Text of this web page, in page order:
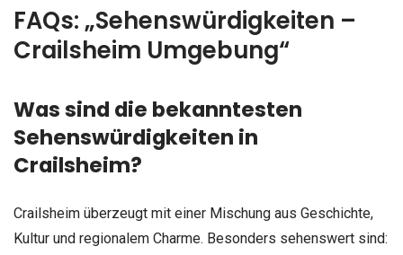
FAQs: „Sehenswürdigkeiten –
Crailsheim Umgebung“
Was sind die bekanntesten
Sehenswürdigkeiten in
Crailsheim?
Crailsheim überzeugt mit einer Mischung aus Geschichte,
Kultur und regionalem Charme. Besonders sehenswert sind: